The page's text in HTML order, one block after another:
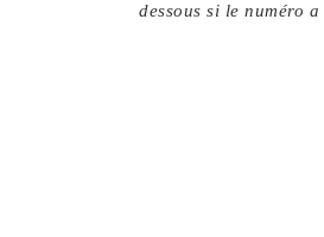
dessous si le numéro